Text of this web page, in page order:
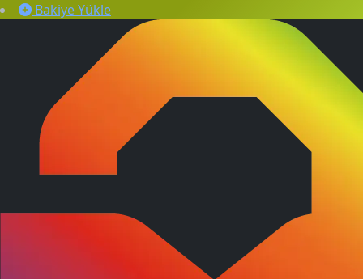
Bakiye Yükle